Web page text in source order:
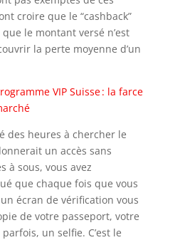
croire que le “cashback”
le montant versé n’est
la perte moyenne d’un
VIP Suisse : la farce
des heures à chercher le
un accès sans
à sous, vous avez
que chaque fois que vous
écran de vérification vous
de votre passeport, votre
un selfie. C’est le